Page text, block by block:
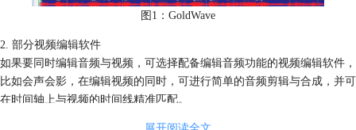
图1：GoldWave
2. 部分视频编辑软件
如果要同时编辑音频与视频，可选择配备编辑音频功能的视频编辑软件，
比如会声会影，在编辑视频的同时，可进行简单的音频剪辑与合成，并可
在时间轴上与视频的时间线精准匹配。